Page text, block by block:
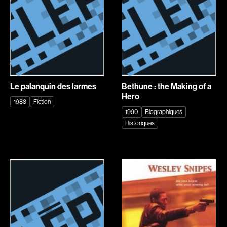
Romantiques
Science-fiction
Sports
Thrillers
Western
Décennies
1920
1930
1940
1950
1970
2000
2010
Réalisateur
(Daniel Grou) Podz
Absa Moussa Sene
Recherche par mots-clés
Films, personnes, entrevues, bandes annonces ...
Le palanquin des larmes
1988 Fiction
Bethune : the Making of a
Hero
1990
Biographiques
Historiques